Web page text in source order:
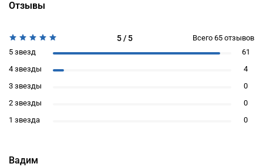
Отзывы
Вадим
5 / 5 Всего 65 отзывов
5 звезд
61
4 звезды
4
3 звезды
0
2 звезды
0
1 звезда
0